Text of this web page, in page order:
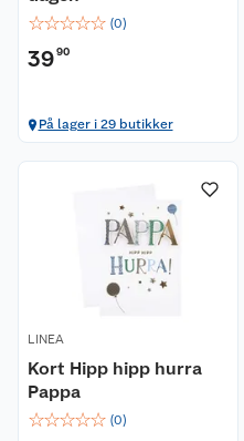
☆☆☆☆☆ (0)
3990
På lager i 29 butikker
LINEA
Kort Hipp hipp hurra
Pappa
☆☆☆☆☆ (0)